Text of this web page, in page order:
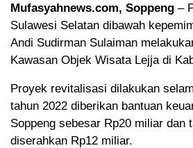
Mufasyahnews.com, Soppeng –
Sulawesi Selatan dibawah
Andi Sudirman Sulaiman
Kawasan Objek Wisata Lejja di
Proyek revitalisasi dilakukan
tahun 2022 diberikan bantuan
Soppeng sebesar Rp20 miliar dan
diserahkan Rp12 miliar.